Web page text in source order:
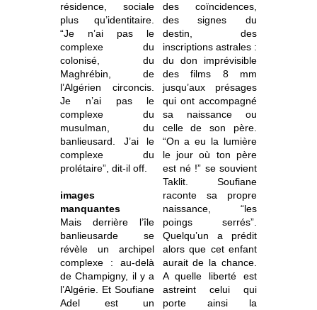
résidence, sociale
plus qu’identitaire.
“Je n’ai pas le
complexe du
colonisé, du
Maghrébin, de
l’Algérien circoncis.
Je n’ai pas le
complexe du
musulman, du
banlieusard. J’ai le
complexe du
prolétaire”, dit-il off.
images
manquantes
Mais derrière l’île
banlieusarde se
révèle un archipel
complexe : au-delà
de Champigny, il y a
l’Algérie. Et Soufiane
Adel est un
des coïncidences,
des signes du
destin, des
inscriptions astrales :
du don imprévisible
des films 8 mm
jusqu’aux présages
qui ont accompagné
sa naissance ou
celle de son père.
“On a eu la lumière
le jour où ton père
est né !” se souvient
Taklit. Soufiane
raconte sa propre
naissance, “les
poings serrés”.
Quelqu’un a prédit
alors que cet enfant
aurait de la chance.
A quelle liberté est
astreint celui qui
porte ainsi la